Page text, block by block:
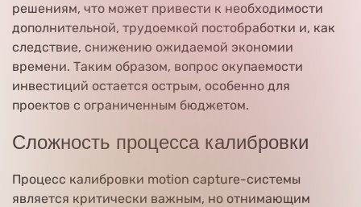
решениям, что может привести к необходимости
дополнительной, трудоемкой постобработки и, как
следствие, снижению ожидаемой экономии
времени. Таким образом, вопрос окупаемости
инвестиций остается острым, особенно для
проектов с ограниченным бюджетом.
Сложность процесса калибровки
Процесс калибровки motion capture-системы
является критически важным, но отнимающим